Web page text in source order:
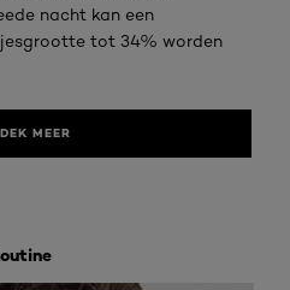
nacht kan een
tot 34% worden
MEER